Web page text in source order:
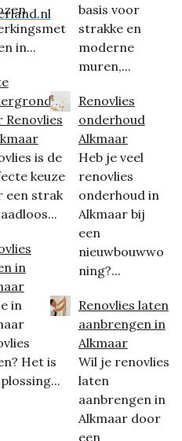
in...
Renovlies
is de
keuze
een strak
in
in
Het is
basis voor
strakke en
moderne
muren,...
Renovlies
onderhoud
Alkmaar
Heb je veel
renovlies
onderhoud in
Alkmaar bij
een
nieuwbouwwo
ning?...
Renovlies laten
aanbrengen in
Alkmaar
Wil je renovlies
laten
aanbrengen in
Alkmaar door
een